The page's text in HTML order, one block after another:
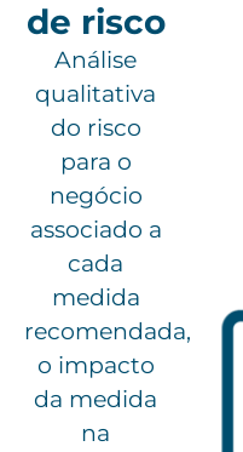
de risco
Análise
qualitativa
do risco
para o
negócio
associado a
cada
medida
recomendada,
o impacto
da medida
na